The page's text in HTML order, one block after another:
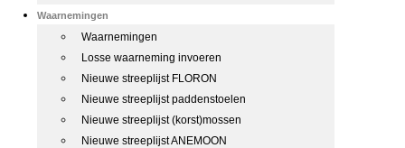
Waarnemingen
Waarnemingen
Losse waarneming invoeren
Nieuwe streeplijst FLORON
Nieuwe streeplijst paddenstoelen
Nieuwe streeplijst (korst)mossen
Nieuwe streeplijst ANEMOON